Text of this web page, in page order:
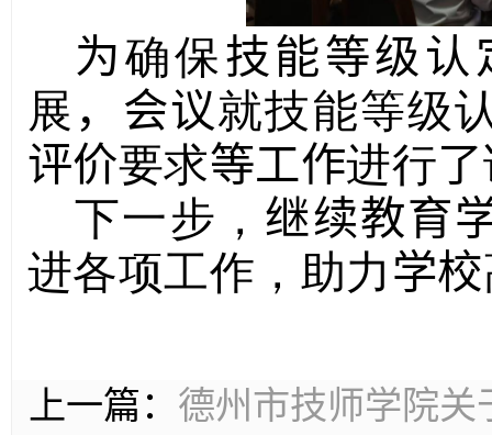
为确保技能等级认
展 ，会议就技能等级
评价要求等工作进行了
下一步， 继续教育
进各项工作，助力学校
上一篇： 德州市技师学院关